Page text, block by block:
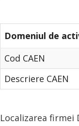
Domeniul de
Cod CAEN
Descriere CAEN
Localizarea firmei